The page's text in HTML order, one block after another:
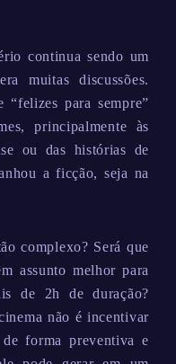
continua sendo um
muitas discussões.
“felizes para sempre”
principalmente às
ou das histórias de
a ficção, seja na
complexo? Será que
assunto melhor para
de 2h de duração?
não é incentivar
forma preventiva e